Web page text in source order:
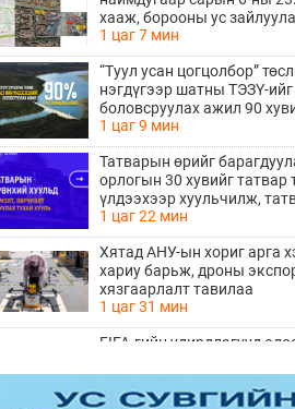
хааж, борооны ус
хөндлөн сэтэлгээ хийнэ
1 цаг 7 мин
“Туул усан цогцолбор”
нэгдүгээр шатны ТЭЗҮ-ийг
боловсруулах ажил 90
гүйцэтгэлтэй байна
1 цаг 9 мин
Татварын өрийг
орлогын 30 хувийг татвар
үлдээхээр хуульчилж,
тайлангаа залруулах
болгон сунгажээ
1 цаг 22 мин
Хятад АНУ-ын хориг арга
хариу барьж, дроны
хязгаарлалт тавилаа
1 цаг 31 мин
FIFA-гийн удирдлагууд
дэмжлэг үзүүлж, огцрох
няцаав
2 цаг 37 мин